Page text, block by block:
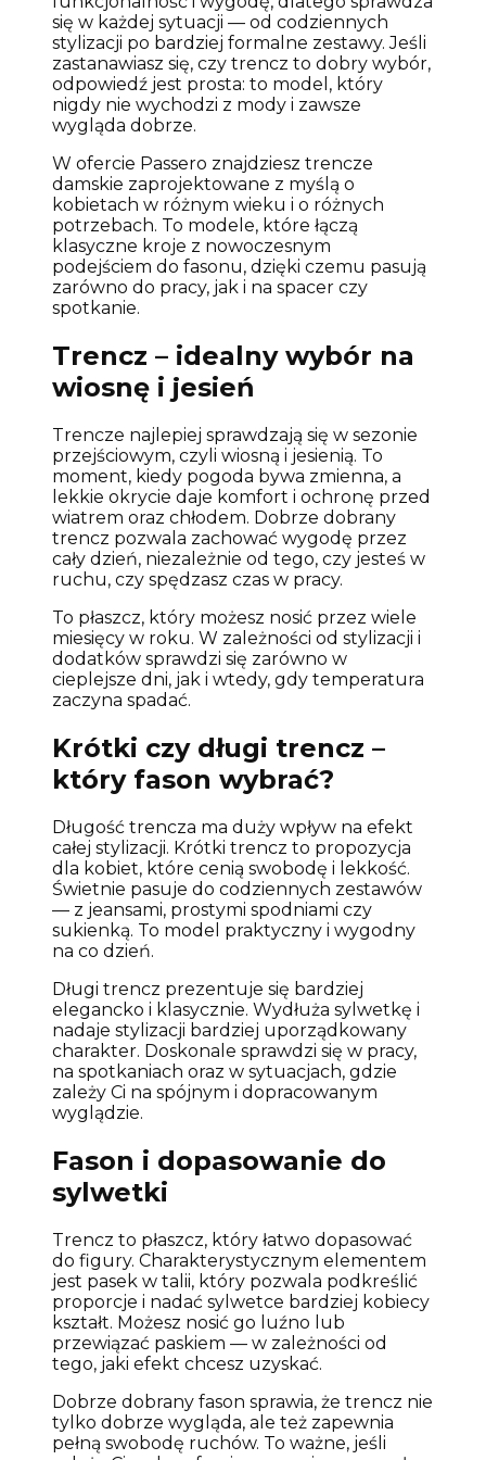
się w każdej sytuacji — od codziennych
stylizacji po bardziej formalne zestawy. Jeśli
zastanawiasz się, czy trencz to dobry wybór,
odpowiedź jest prosta: to model, który
nigdy nie wychodzi z mody i zawsze
wygląda dobrze.
W ofercie Passero znajdziesz trencze
damskie zaprojektowane z myślą o
kobietach w różnym wieku i o różnych
potrzebach. To modele, które łączą
klasyczne kroje z nowoczesnym
podejściem do fasonu, dzięki czemu pasują
zarówno do pracy, jak i na spacer czy
spotkanie.
Trencz – idealny wybór na
wiosnę i jesień
Trencze najlepiej sprawdzają się w sezonie
przejściowym, czyli wiosną i jesienią. To
moment, kiedy pogoda bywa zmienna, a
lekkie okrycie daje komfort i ochronę przed
wiatrem oraz chłodem. Dobrze dobrany
trencz pozwala zachować wygodę przez
cały dzień, niezależnie od tego, czy jesteś w
ruchu, czy spędzasz czas w pracy.
To płaszcz, który możesz nosić przez wiele
miesięcy w roku. W zależności od stylizacji i
dodatków sprawdzi się zarówno w
cieplejsze dni, jak i wtedy, gdy temperatura
zaczyna spadać.
Krótki czy długi trencz –
który fason wybrać?
Długość trencza ma duży wpływ na efekt
całej stylizacji. Krótki trencz to propozycja
dla kobiet, które cenią swobodę i lekkość.
Świetnie pasuje do codziennych zestawów
— z jeansami, prostymi spodniami czy
sukienką. To model praktyczny i wygodny
na co dzień.
Długi trencz prezentuje się bardziej
elegancko i klasycznie. Wydłuża sylwetkę i
nadaje stylizacji bardziej uporządkowany
charakter. Doskonale sprawdzi się w pracy,
na spotkaniach oraz w sytuacjach, gdzie
zależy Ci na spójnym i dopracowanym
wyglądzie.
Fason i dopasowanie do
sylwetki
Trencz to płaszcz, który łatwo dopasować
do figury. Charakterystycznym elementem
jest pasek w talii, który pozwala podkreślić
proporcje i nadać sylwetce bardziej kobiecy
kształt. Możesz nosić go luźno lub
przewiązać paskiem — w zależności od
tego, jaki efekt chcesz uzyskać.
Dobrze dobrany fason sprawia, że trencz nie
tylko dobrze wygląda, ale też zapewnia
pełną swobodę ruchów. To ważne, jeśli